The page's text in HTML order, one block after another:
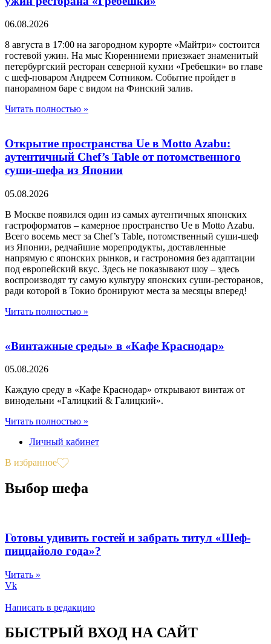
06.08.2026
8 августа в 17:00 на загородном курорте «Майтри» состоится
гостевой ужин. На мыс Кюренниеми приезжает знаменитый
петербургский ресторан северной кухни «Гребешки» во главе
с шеф-поваром Андреем Сотником. Событие пройдет в
панорамном баре с видом на Финский залив.
Читать полностью »
Открытие пространства Ue в Motto Azabu:
аутентичный Chef’s Table от потомственного
суши-шефа из Японии
05.08.2026
В Москве появился один из самых аутентичных японских
гастроформатов – камерное пространство Ue в Motto Azabu.
Всего восемь мест за Chef’s Table, потомственный суши-шеф
из Японии, редчайшие морепродукты, доставленные
напрямую с японских рынков, и гастрономия без адаптации
под европейский вкус. Здесь не показывают шоу – здесь
воспроизводят ту самую культуру японских суши-ресторанов,
ради которой в Токио бронируют места за месяцы вперед!
Читать полностью »
«Винтажные среды» в «Кафе Краснодар»
05.08.2026
Каждую среду в «Кафе Краснодар» открывают винтаж от
винодельни «Галицкий & Галицкий».
Читать полностью »
Личный кабинет
В избранное
Выбор шефа
Готовы удивить гостей и забрать титул «Шеф-
пиццайоло года»?
Читать »
Vk
Написать в редакцию
БЫСТРЫЙ ВХОД НА САЙТ